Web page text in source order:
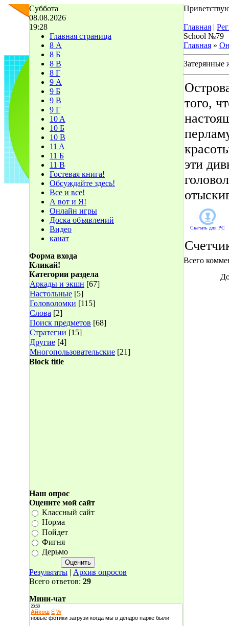
Суббота
08.08.2026
19:28
Главная страница
8 А
8 Б
8 В
8 Г
9 А
9 Б
9 В
9 Г
10 A
10 Б
10 В
11 A
11 Б
11 В
Гостевая книга!
Обсуждайте здесь!
Все и все!
А вот и Я!
Онлайн игры
Доска объявлений
Видео
канат
Форма входа
Кликай!
Категории раздела
Аркады и экшн [67]
Настольные [5]
Головоломки [115]
Слова [2]
Поиск предметов [68]
Стратегии [15]
Другие [4]
Многопользовательские [21]
Block title
Наш опрос
Оцените мой сайт
Классный сайт
Норма
Пойдет
Фигня
Дерьмо
Результаты | Архив опросов
Всего ответов: 29
Мини-чат
Главная |
School №79
Главная »
того,
эти
Скачать для PC
Всего